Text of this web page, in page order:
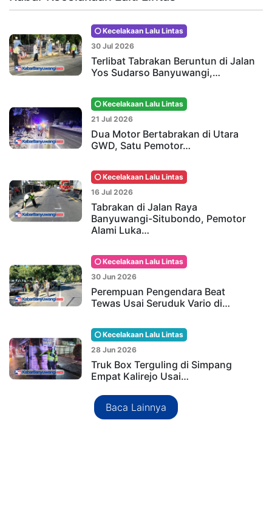
Kecelakaan Lalu Lintas
30 Jul 2026
Terlibat Tabrakan Beruntun di Jalan
Yos Sudarso Banyuwangi,…
Kecelakaan Lalu Lintas
21 Jul 2026
Dua Motor Bertabrakan di Utara
GWD, Satu Pemotor…
Kecelakaan Lalu Lintas
16 Jul 2026
Tabrakan di Jalan Raya
Banyuwangi-Situbondo, Pemotor
Alami Luka…
Kecelakaan Lalu Lintas
30 Jun 2026
Perempuan Pengendara Beat
Tewas Usai Seruduk Vario di…
Kecelakaan Lalu Lintas
28 Jun 2026
Truk Box Terguling di Simpang
Empat Kalirejo Usai…
Baca Lainnya